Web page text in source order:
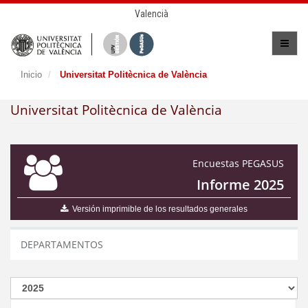
Valencià
Inicio Universitat Politècnica de València
Universitat Politècnica de València
Encuestas PEGASUS
Informe 2025
Versión imprimible de los resultados generales
DEPARTAMENTOS